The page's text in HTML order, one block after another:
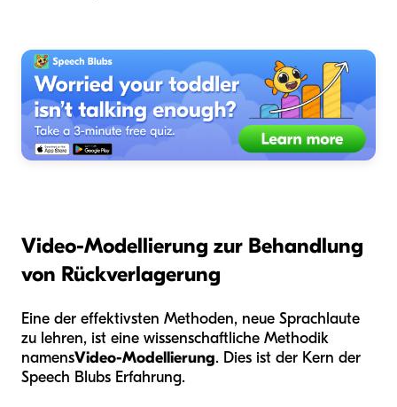
Video-Modellierung zur Behandlung
von Rückverlagerung
Eine der effektivsten Methoden, neue Sprachlaute
zu lehren, ist eine wissenschaftliche Methodik
namensVideo-Modellierung. Dies ist der Kern der
Speech Blubs Erfahrung.